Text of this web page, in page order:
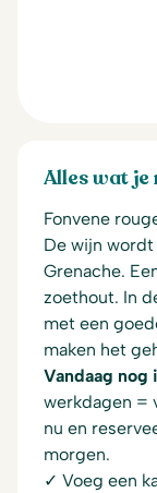
Alles wat je
Fonvene
De wijn wordt
Grenache.
zoethout. In
met een
maken het
Vandaag nog
werkdagen =
nu en
morgen.
✓ Voeg een